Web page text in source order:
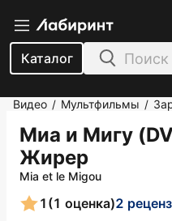
Каталог
Видео / Мультфильмы /
Миа и Мигу
Жирер
Mia et le Migou
1 (1 оценка)2